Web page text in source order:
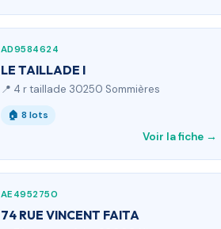
AD9584624
LE TAILLADE I
📍 4 r taillade 30250 Sommières
🏠 8 lots
Voir la fiche →
AE4952750
74 RUE VINCENT FAITA